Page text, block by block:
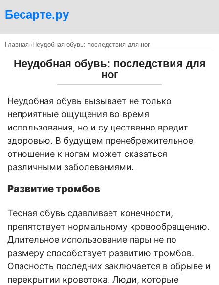
Бесарте.ру
Главная»Неудобная обувь: последствия для ног
Неудобная обувь: последствия для
ног
Неудобная обувь вызывает не только
неприятные ощущения во время
использования, но и существенно вредит
здоровью. В будущем пренебрежительное
отношение к ногам может сказаться
различными заболеваниями.
Развитие тромбов
Тесная обувь сдавливает конечности,
препятствует нормальному кровообращению.
Длительное использование пары не по
размеру способствует развитию тромбов.
Опасность последних заключается в обрыве и
перекрытии кровотока. Люди, которые